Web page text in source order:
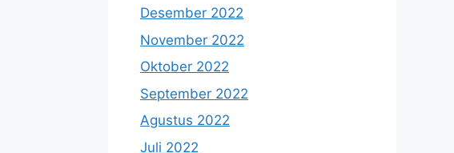
Desember 2022
November 2022
Oktober 2022
September 2022
Agustus 2022
Juli 2022